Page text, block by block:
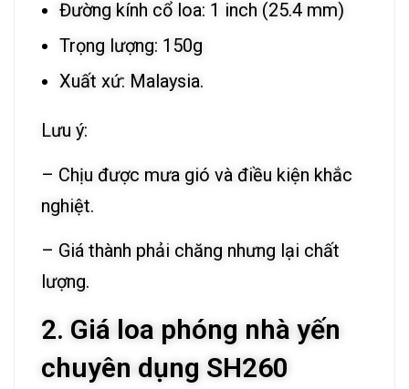
Đường kính cổ loa: 1 inch (25.4 mm)
Trọng lượng: 150g
Xuất xứ: Malaysia.
Lưu ý:
– Chịu được mưa gió và điều kiện khắc
nghiệt.
– Giá thành phải chăng nhưng lại chất
lượng.
2. Giá loa phóng nhà yến
chuyên dụng SH260